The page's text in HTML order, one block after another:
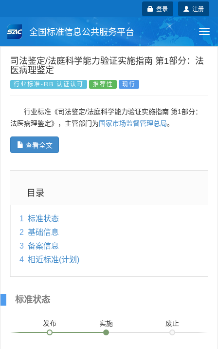
注册
登录
全国标准信息公共服务平台
国家标准 行业标准 地方标准
团体标准 企业标准
国外标准 技术委员会
司法鉴定/法庭科学能力验证实施指南 第1部分：法
医病理鉴定
行业标准-RB 认证认可 推荐性 现行
行业标准《司法鉴定/法庭科学能力验证实施指南 第1部分：
法医病理鉴定》，主管部门为国家市场监督管理总局。
查看全文
目录
1 标准状态
2 基础信息
3 备案信息
4 相近标准(计划)
标准状态
发布 实施 废止